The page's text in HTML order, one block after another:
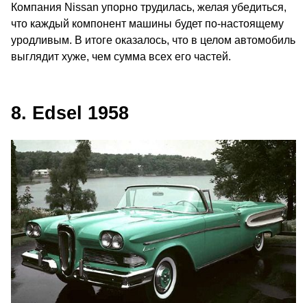
Компания Nissan упорно трудилась, желая убедиться,
что каждый компонент машины будет по-настоящему
уродливым. В итоге оказалось, что в целом автомобиль
выглядит хуже, чем сумма всех его частей.
8. Edsel 1958